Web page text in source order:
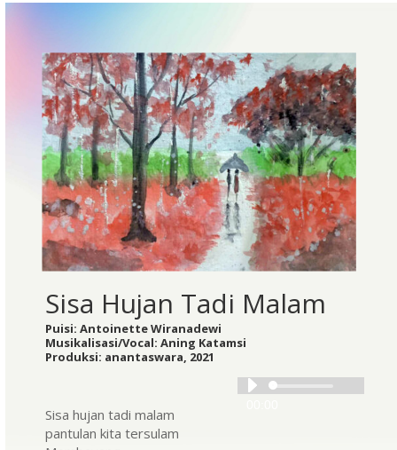
Sisa Hujan Tadi Malam
Puisi: Antoinette Wiranadewi
Musikalisasi/Vocal: Aning Katamsi
Produksi: anantaswara, 2021
Sisa hujan tadi malam
pantulan kita tersulam